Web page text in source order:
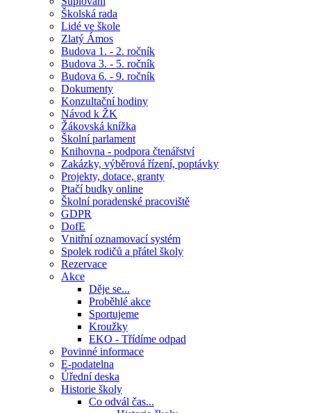
Školská rada
Lidé ve škole
Zlatý Ámos
Budova 1. - 2. ročník
Budova 3. - 5. ročník
Budova 6. - 9. ročník
Dokumenty
Konzultační hodiny
Návod k ŽK
Žákovská knížka
Školní parlament
Knihovna - podpora čtenářství
Zakázky, výběrová řízení, poptávky
Projekty, dotace, granty
Ptačí budky online
Školní poradenské pracoviště
GDPR
DofE
Vnitřní oznamovací systém
Spolek rodičů a přátel školy
Rezervace
Akce
Děje se...
Proběhlé akce
Sportujeme
Kroužky
EKO - Třídíme odpad
Povinné informace
E-podatelna
Úřední deska
Historie školy
Co odvál čas...